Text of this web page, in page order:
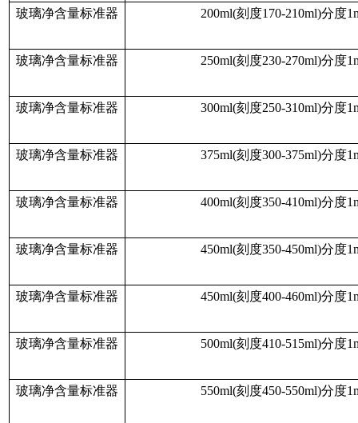
玻璃净含量标准器 200ml(刻度170-210ml)分度
玻璃净含量标准器 250ml(刻度230-270ml)分度
玻璃净含量标准器 300ml(刻度250-310ml)分度
玻璃净含量标准器 375ml(刻度300-375ml)分度
玻璃净含量标准器 400ml(刻度350-410ml)分度
玻璃净含量标准器 450ml(刻度350-450ml)分度
玻璃净含量标准器 450ml(刻度400-460ml)分度
玻璃净含量标准器 500ml(刻度410-515ml)分度
玻璃净含量标准器 550ml(刻度450-550ml)分度